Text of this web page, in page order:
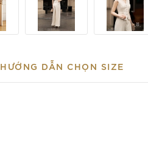
HƯỚNG DẪN CHỌN SIZE